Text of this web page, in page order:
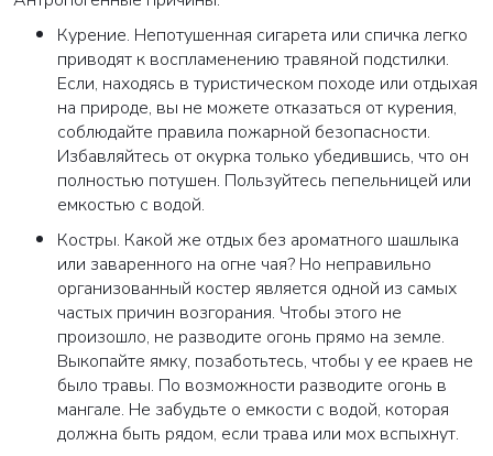
Курение. Непотушенная сигарета или спичка легко
приводят к воспламенению травяной подстилки.
Если, находясь в туристическом походе или отдыхая
на природе, вы не можете отказаться от курения,
соблюдайте правила пожарной безопасности.
Избавляйтесь от окурка только убедившись, что он
полностью потушен. Пользуйтесь пепельницей или
емкостью с водой.
Костры. Какой же отдых без ароматного шашлыка
или заваренного на огне чая? Но неправильно
организованный костер является одной из самых
частых причин возгорания. Чтобы этого не
произошло, не разводите огонь прямо на земле.
Выкопайте ямку, позаботьтесь, чтобы у ее краев не
было травы. По возможности разводите огонь в
мангале. Не забудьте о емкости с водой, которая
должна быть рядом, если трава или мох вспыхнут.